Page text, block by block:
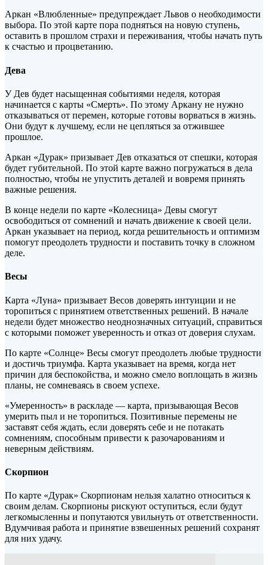
Аркан «Влюбленные» предупреждает Львов о необходимости
выбора. По этой карте пора подняться на новую ступень,
оставить в прошлом страхи и переживания, чтобы начать путь
к счастью и процветанию.
Дева
У Дев будет насыщенная событиями неделя, которая
начинается с карты «Смерть». По этому Аркану не нужно
отказываться от перемен, которые готовы ворваться в жизнь.
Они будут к лучшему, если не цепляться за отжившее
прошлое.
Аркан «Дурак» призывает Дев отказаться от спешки, которая
будет губительной. По этой карте важно погружаться в дела
полностью, чтобы не упустить деталей и вовремя принять
важные решения.
В конце недели по карте «Колесница» Девы смогут
освободиться от сомнений и начать движение к своей цели.
Аркан указывает на период, когда решительность и оптимизм
помогут преодолеть трудности и поставить точку в сложном
деле.
Весы
Карта «Луна» призывает Весов доверять интуиции и не
торопиться с принятием ответственных решений. В начале
недели будет множество неоднозначных ситуаций, справиться
с которыми поможет уверенность и отказ от доверия слухам.
По карте «Солнце» Весы смогут преодолеть любые трудности
и достичь триумфа. Карта указывает на время, когда нет
причин для беспокойства, и можно смело воплощать в жизнь
планы, не сомневаясь в своем успехе.
«Умеренность» в раскладе — карта, призывающая Весов
умерить пыл и не торопиться. Позитивные перемены не
заставят себя ждать, если доверять себе и не потакать
сомнениям, способным привести к разочарованиям и
неверным действиям.
Скорпион
По карте «Дурак» Скорпионам нельзя халатно относиться к
своим делам. Скорпионы рискуют оступиться, если будут
легкомысленны и попутаются увильнуть от ответственности.
Вдумчивая работа и принятие взвешенных решений сохранят
для них удачу.